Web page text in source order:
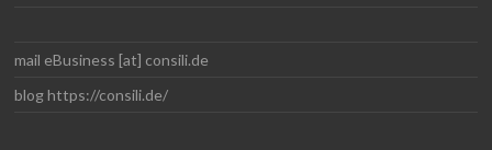
mail eBusiness [at] consili.de
blog https://consili.de/